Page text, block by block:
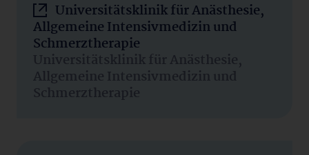
Universitätsklinik für Anästhesie,
Allgemeine Intensivmedizin und
Schmerztherapie
Universitätsklinik für Anästhesie,
Allgemeine Intensivmedizin und
Schmerztherapie